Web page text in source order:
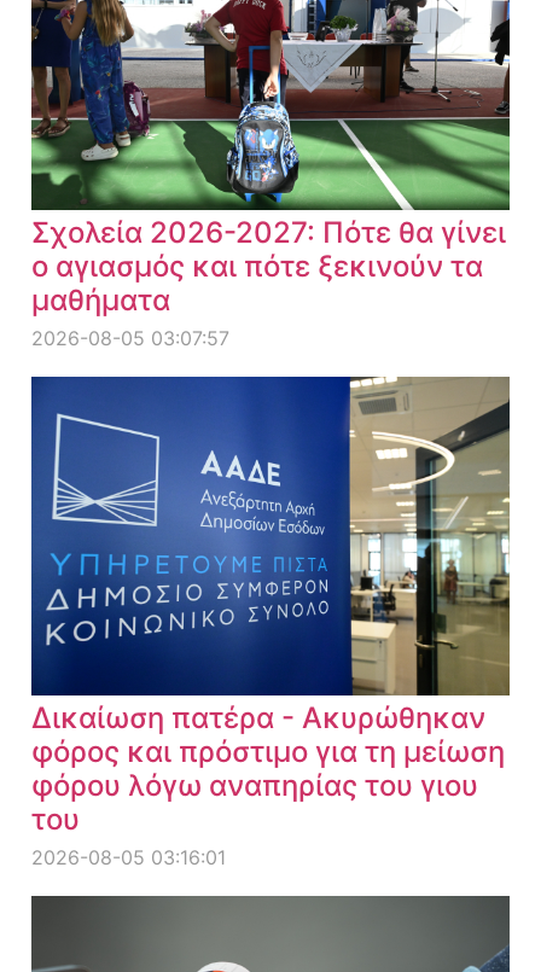
Σχολεία 2026-2027: Πότε θα γίνει
ο αγιασμός και πότε ξεκινούν τα
μαθήματα
2026-08-05 03:07:57
Δικαίωση πατέρα - Ακυρώθηκαν
φόρος και πρόστιμο για τη μείωση
φόρου λόγω αναπηρίας του γιου
του
2026-08-05 03:16:01